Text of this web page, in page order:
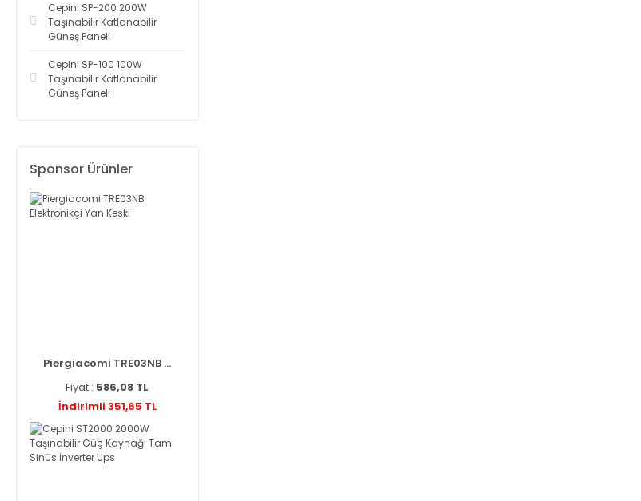
Cepini SP-200 200W
Taşınabilir Katlanabilir
Güneş Paneli
Cepini SP-100 100W
Taşınabilir Katlanabilir
Güneş Paneli
Sponsor Ürünler
Piergiacomi TRE03NB ...
Fiyat : 586,08 TL
İndirimli 351,65 TL